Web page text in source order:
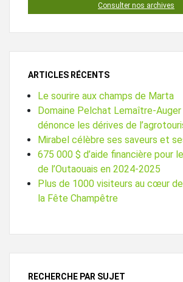
Consulter nos archives
ARTICLES RÉCENTS
Le sourire aux champs de Marta
Domaine Pelchat Lemaître-Auger :
dénonce les dérives de
Mirabel célèbre ses saveurs et
675 000 $ d’aide financière pour
de l’Outaouais en 2024-2025
Plus de 1000 visiteurs au cœur
la Fête Champêtre
RECHERCHE PAR SUJET